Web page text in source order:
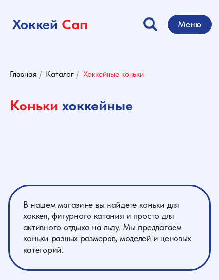
Хоккей Сап
Главная / Каталог / Хоккейные коньки
Коньки хоккейные